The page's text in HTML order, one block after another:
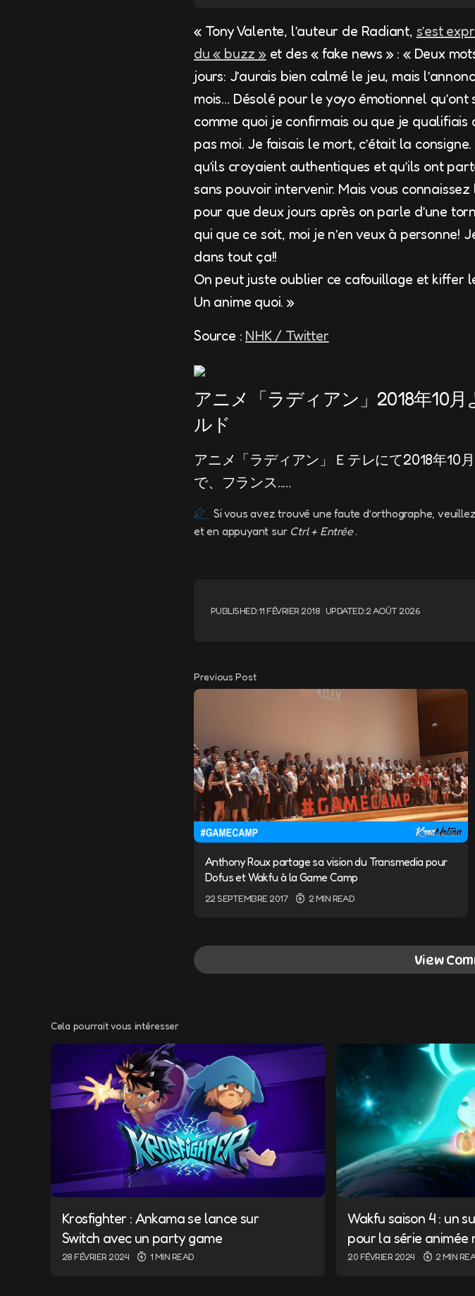
« Tony Valente, l’auteur de Radiant, s’est
du « buzz »et des « fake news » : « Deux
jours: J’aurais bien calmé le jeu, mais
mois… Désolé pour le yoyo émotionnel
comme quoi je confirmais ou que je qualifiais
pas moi. Je faisais le mort, c’était la
qu’ils croyaient authentiques et qu’ils ont
sans pouvoir intervenir. Mais vous
pour que deux jours après on parle d’une
qui que ce soit, moi je n’en veux à personne!
dans tout ça!!
On peut juste oublier ce cafouillage et kiffer
Un anime quoi. »
Source : NHK / Twitter
アニメ「ラディアン」2018年10
ルド
アニメ「ラディアン」Ｅテレにて2018年10
で、フランス..…
Si vous avez trouvé une faute d’orthographe,
et en appuyant sur Ctrl + Entrée.
PUBLISHED:11 FÉVRIER 2018 UPDATED:2 AOÛT 2026
Previous Post
Anthony Roux partage sa vision du Transmedia pour
Dofus et Wakfu à la Game Camp
22 SEPTEMBRE 2017 2 MIN READ
View
Message
Name*
Cela pourrait vous intéresser
Krosfighter : Ankama se lance sur
Switch avec un party game
28 FÉVRIER 2024 1 MIN READ
Wakfu saison 4 : un
pour la série animée
20 FÉVRIER 2024 2 MIN